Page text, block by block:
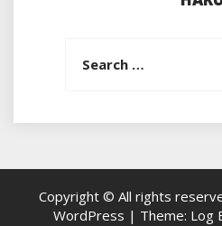
Copyright © All rights
WordPress | Theme: Log